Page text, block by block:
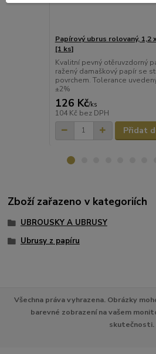
Papírový ubrus rolovaný, 1,2
[1 ks]
Kvalitní pevný otěruvzdorný
ražený damaškový papír se
povrchem. Tolerance
±2%
126 Kč/ks
104 Kč bez DPH
Přidat
Zboží zařazeno v kategoriích
UBROUSKY A UBRUSY
Ubrusy z papíru
Všechna práva vyhrazena. Obrázky
barevné zobrazení na vašem
skutečnosti.